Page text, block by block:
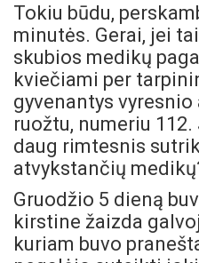
Tokiu būdu,
minutės. Gerai, jei
skubios medikų
kviečiami per
gyvenantys
ruožtu, numeriu
daug rimtesnis
atvykstančių
Gruodžio 5 dieną
kirstine žaizda
kuriam buvo